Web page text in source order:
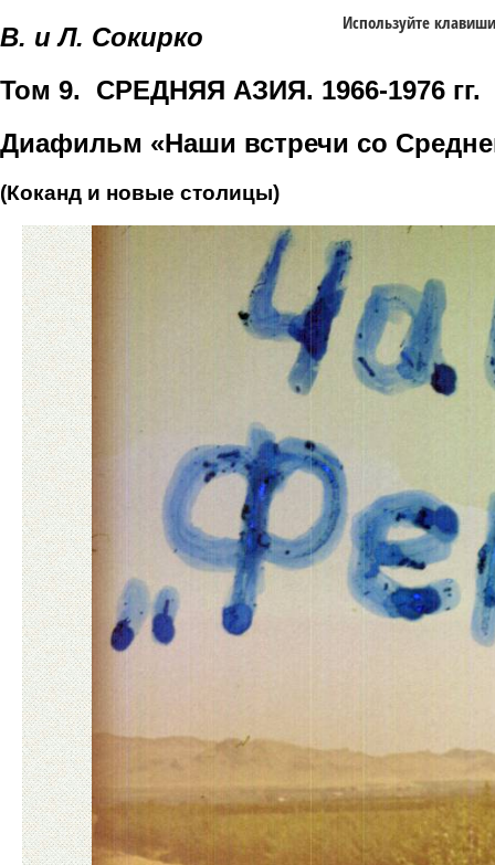
В. и Л. Сокирко
Том 9. СРЕДНЯЯ АЗИЯ. 1966-1976 гг.
Диафильм «Наши встречи со
(Коканд и новые столицы)
Используйте